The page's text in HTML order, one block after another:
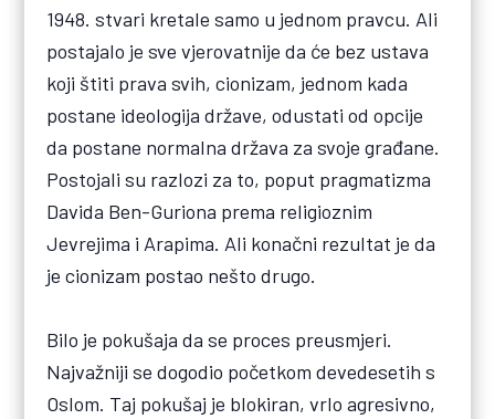
1948. stvari kretale samo u jednom pravcu. Ali
postajalo je sve vjerovatnije da će bez ustava
koji štiti prava svih, cionizam, jednom kada
postane ideologija države, odustati od opcije
da postane normalna država za svoje građane.
Postojali su razlozi za to, poput pragmatizma
Davida Ben-Guriona prema religioznim
Jevrejima i Arapima. Ali konačni rezultat je da
je cionizam postao nešto drugo.
Bilo je pokušaja da se proces preusmjeri.
Najvažniji se dogodio početkom devedesetih s
Oslom. Taj pokušaj je blokiran, vrlo agresivno,